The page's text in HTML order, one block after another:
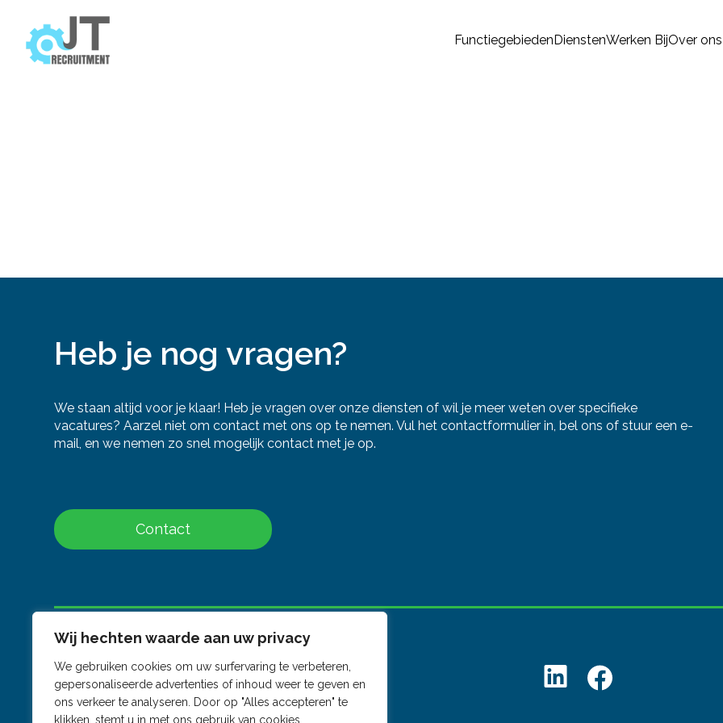
Wij hechten waarde aan uw privacy
We gebruiken cookies om uw surfervaring te verbeteren,
gepersonaliseerde advertenties of inhoud weer te geven en
ons verkeer te analyseren. Door op "Alles accepteren" te
klikken, stemt u in met ons gebruik van cookies.
FunctiegebiedenDienstenWerken BijOver ons
Heb je nog vragen?
We staan altijd voor je klaar! Heb je vragen over onze diensten of wil je meer weten over specifieke
vacatures? Aarzel niet om contact met ons op te nemen. Vul het contactformulier in, bel ons of stuur een e-
mail, en we nemen zo snel mogelijk contact met je op.
Contact
JT Recruitment
+31(0)6-21182850
info@jtrecruitment.com